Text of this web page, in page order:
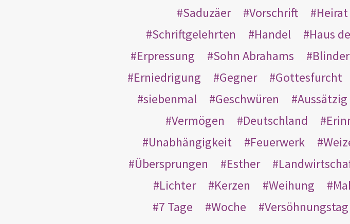
Saduzäer
Vorschrift Heirat
Schriftgelehrten
Handel Haus
Erpressung
Sohn Abrahams Blinder
Erniedrigung
Gegner Gottesfurcht
siebenmal
Geschwüren Aussätzig
Vermögen
Deutschland
Unabhängigkeit
Feuerwerk
Übersprungen
Esther
Lichter
Kerzen Weihung
7 Tage
Woche Versöhnungstag